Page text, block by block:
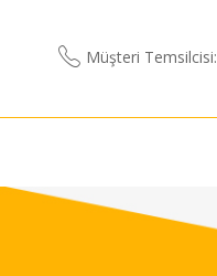
Müşteri Temsilcisi: